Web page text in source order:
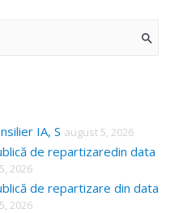
IA, S august 5, 2026
de repartizaredin data
2026
de repartizare din data
2026